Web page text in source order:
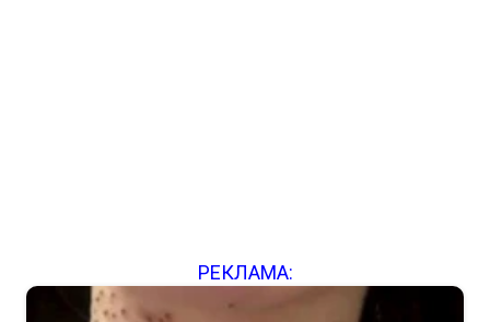
РЕКЛАМА: